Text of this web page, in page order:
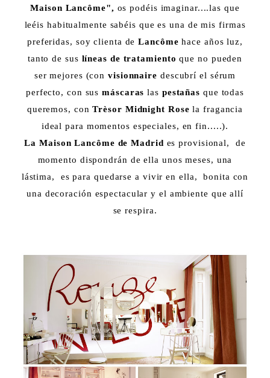
Maison Lancôme", os podéis imaginar....las que
leéis habitualmente sabéis que es una de mis firmas
preferidas, soy clienta de Lancôme hace años luz,
tanto de sus líneas de tratamiento que no pueden
ser mejores (con visionnaire descubrí el sérum
perfecto, con susmáscaras las pestañas que todas
queremos, con Trèsor Midnight Rose la fragancia
ideal para momentos especiales, en fin.....).
La Maison Lancôme de Madrid es provisional, de
momento dispondrán de ella unos meses, una
lástima, es para quedarse a vivir en ella, bonita con
una decoración espectacular y el ambiente que allí
se respira.